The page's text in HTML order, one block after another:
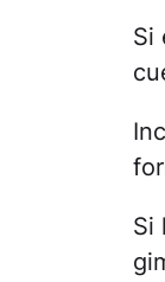
Si
Si